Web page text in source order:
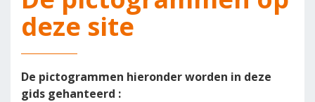
deze site
De pictogrammen hieronder worden in deze
gids gehanteerd :
categorieën